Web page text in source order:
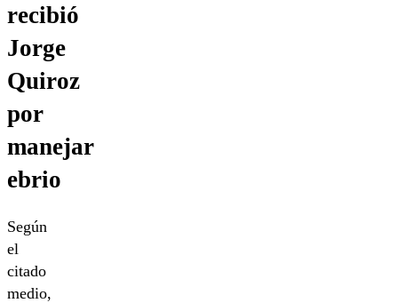
recibió
Jorge
Quiroz
por
manejar
ebrio
Según
el
citado
medio,